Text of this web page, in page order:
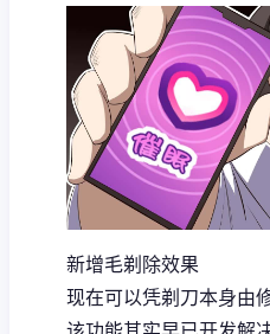
新增毛剃除效果
现在可以凭剃刀本身由